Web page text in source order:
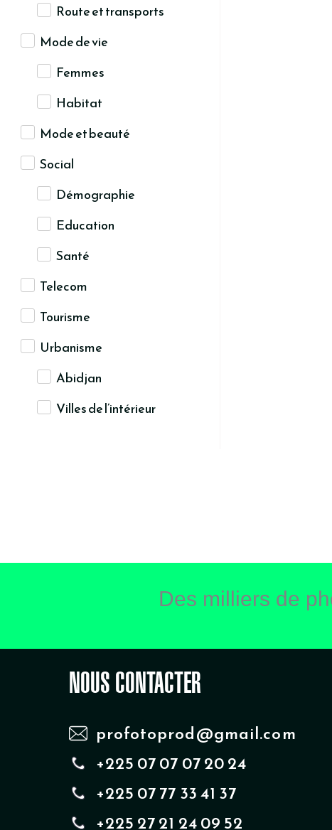
Route et transports
Mode de vie
Femmes
Habitat
Mode et beauté
Social
Démographie
Education
Santé
Telecom
Tourisme
Urbanisme
Abidjan
Villes de l’intérieur
Des milliers de
NOUS CONTACTER
profotoprod@gmail.com
+225 07 07 07 20 24
+225 07 77 33 41 37
+225 27 21 24 09 52